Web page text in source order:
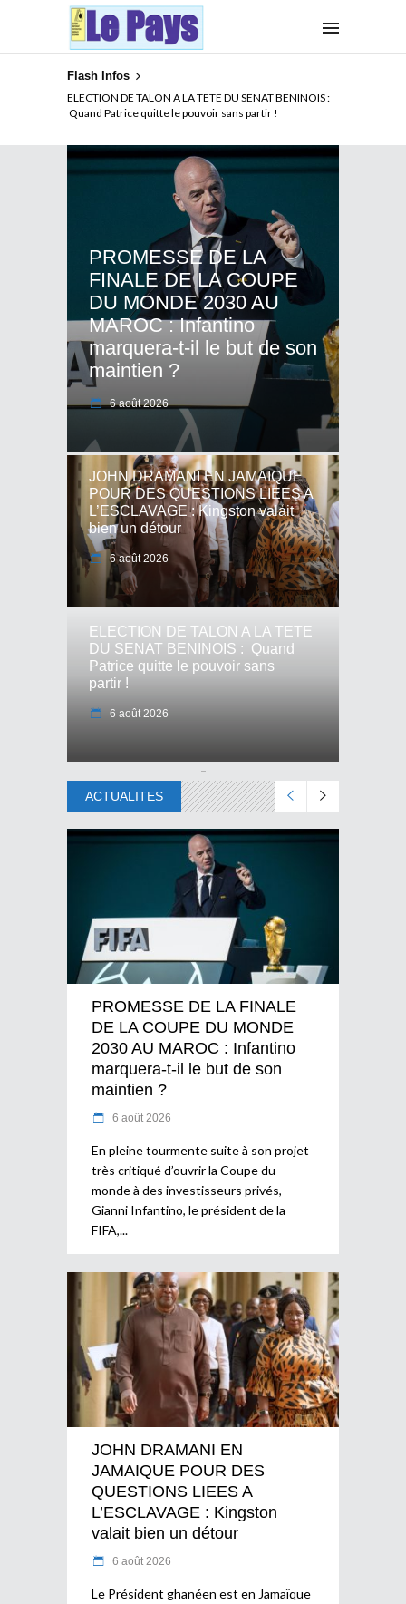
Flash Infos
ELECTION DE TALON A LA TETE DU SENAT BENINOIS :
Quand Patrice quitte le pouvoir sans partir !
PROMESSE DE LA
FINALE DE LA COUPE
DU MONDE 2030 AU
MAROC : Infantino
marquera-t-il le but de son
maintien ?
6 août 2026
JOHN DRAMANI EN JAMAIQUE
POUR DES QUESTIONS LIEES A
L’ESCLAVAGE : Kingston valait
bien un détour
6 août 2026
ELECTION DE TALON A LA TETE
DU SENAT BENINOIS : Quand
Patrice quitte le pouvoir sans
partir !
6 août 2026
ACTUALITES
PROMESSE DE LA FINALE
DE LA COUPE DU MONDE
2030 AU MAROC : Infantino
marquera-t-il le but de son
maintien ?
6 août 2026
En pleine tourmente suite à son projet
très critiqué d’ouvrir la Coupe du
monde à des investisseurs privés,
Gianni Infantino, le président de la
FIFA,
JOHN DRAMANI EN
JAMAIQUE POUR DES
QUESTIONS LIEES A
L’ESCLAVAGE : Kingston
valait bien un détour
6 août 2026
Le Président ghanéen est en Jamaïque